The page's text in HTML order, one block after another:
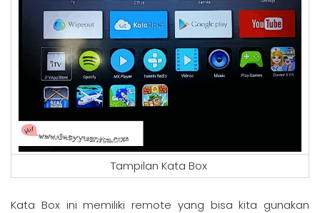
Tampilan Kata Box
Kata Box ini memiliki remote yang bisa kita gunakan